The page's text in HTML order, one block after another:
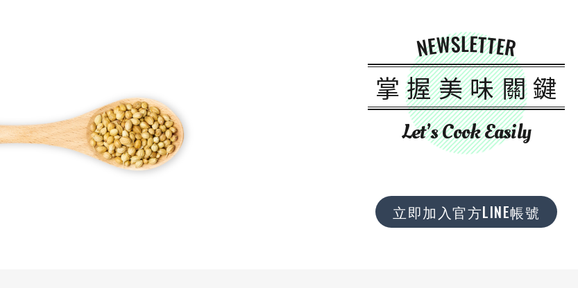
NEWSLETTER
掌握美味關鍵
Let’s Cook Easily
立即加入官方LINE帳號